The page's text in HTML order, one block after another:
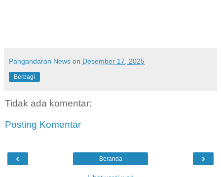
Pangandaran News on Desember 17, 2025
Berbagi
Tidak ada komentar:
Posting Komentar
‹ ›
Beranda